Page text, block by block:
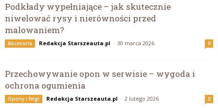
Podkłady wypełniające – jak skutecznie
niwelować rysy i nierówności przed
malowaniem?
Akcesoria Redakcja Starszeauta.pl - 30 marca 2026 0
Przechowywanie opon w serwisie – wygoda i
ochrona ogumienia
Opony i felgi Redakcja Starszeauta.pl - 2 lutego 2026 0